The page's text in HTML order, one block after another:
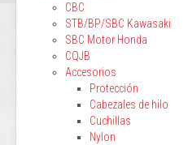
CBC
STB/BP/SBC Kawasaki
SBC Motor Honda
CQJB
Accesorios
Protección
Cabezales de hilo
Cuchillas
Nylon